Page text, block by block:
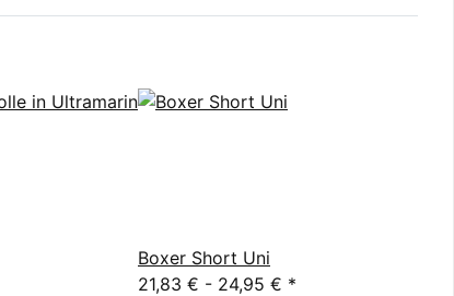
Boxer Short Uni
21,83 € - 24,95 € *